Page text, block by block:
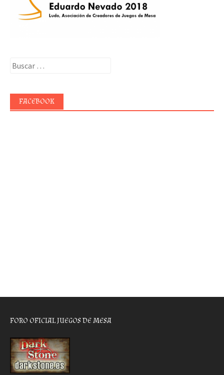
Buscar:
FACEBOOK
FORO OFICIAL JUEGOS DE MESA